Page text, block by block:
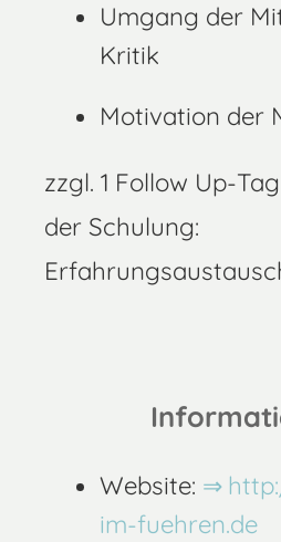
Umgang der
Kritik
Motivation der
zzgl. 1 Follow Up-
der Schulung:
Website:
im-fuehren.de